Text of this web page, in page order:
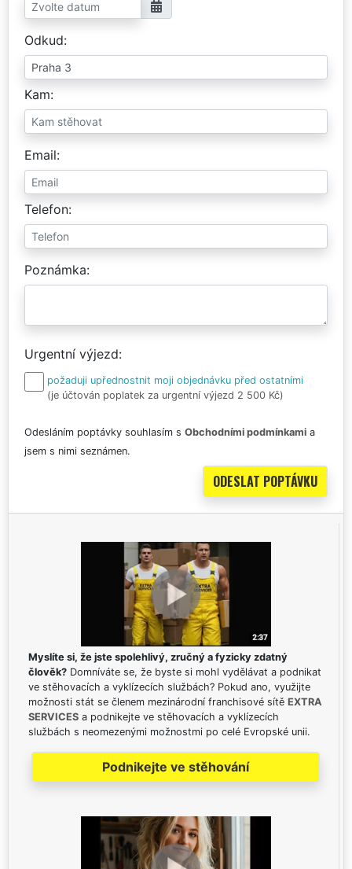
Odkud
Kam
Email
Telefon
Poznámka
Urgentní výjezd
požaduji upřednostnit moji objednávku před ostatními
(je účtován poplatek za urgentní výjezd 2 500 Kč)
Odesláním poptávky souhlasím s Obchodními podmínkami a
jsem s nimi seznámen.
Myslíte si, že jste spolehlivý, zručný a fyzicky zdatný
člověk? Domníváte se, že byste si mohl vydělávat a podnikat
ve stěhovacích a vyklízecích službách? Pokud ano, využijte
možnosti stát se členem mezinárodní franchisové sítě EXTRA
SERVICES a podnikejte ve stěhovacích a vyklízecích
službách s neomezenými možnostmi po celé Evropské unii.
Podnikejte ve stěhování